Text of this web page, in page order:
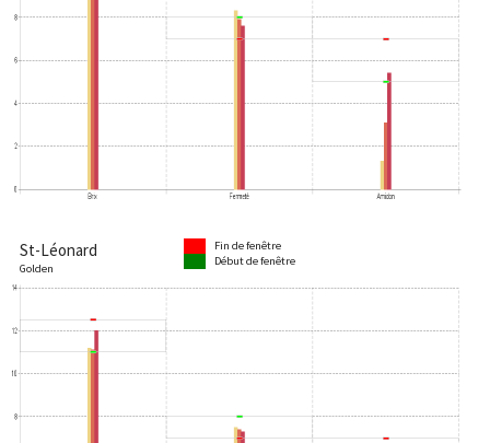
St-Léonard
Golden
Fin de fenêtre
Début de fenêtre